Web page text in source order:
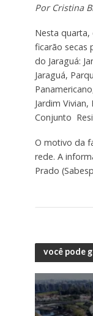
Por Cristina
Nesta quarta,
ficarão secas
do Jaraguá:
Jaraguá,
Jardim
Conjunto
O motivo da
rede. A
Prado
você pode